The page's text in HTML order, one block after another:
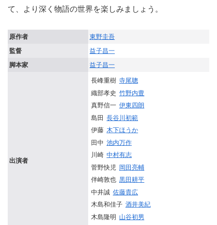
て、より深く物語の世界を楽しみましょう。
原作者
東野圭吾
監督
益子昌一
脚本家
益子昌一
出演者
長峰重樹 寺尾聰
織部孝史 竹野内豊
真野信一 伊東四朗
島田 長谷川初範
伊藤 木下ほうか
田中 池内万作
川崎 中村有志
菅野快児
岡田亮輔
伴崎敦也 黒田耕平
中井誠 佐藤貴広
木島和佳子 酒井美紀
木島隆明 山谷初男